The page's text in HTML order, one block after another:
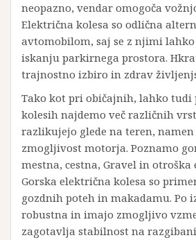
neopazno, vendar omogoča
Električna kolesa so odlična
avtomobilom, saj se z njimi
iskanju parkirnega prostora.
trajnostno izbiro in zdrav
Tako kot pri običajnih, lahko
kolesih najdemo več različnih
razlikujejo glede na teren,
zmogljivost motorja. Poznamo
mestna, cestna, Gravel in otroška
Gorska električna kolesa so
gozdnih poteh in makadamu. Po
robustna in imajo zmogljivo
zagotavlja stabilnost na